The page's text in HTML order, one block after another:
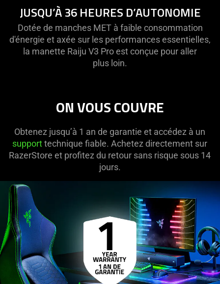
JUSQU’À 36 HEURES D’AUTONOMIE
Dotée de manches MET à faible consommation
d'énergie et axée sur les performances essentielles,
la manette Raiju V3 Pro est conçue pour aller
plus loin.
ON VOUS COUVRE
Obtenez jusqu’à 1 an de garantie et accédez à un
supporttechnique fiable. Achetez directement sur
RazerStore et profitez du retour sans risque sous 14
jours.